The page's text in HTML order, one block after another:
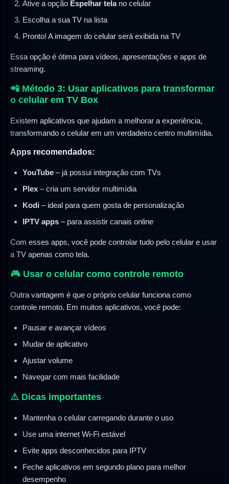
Ative a opção Espelhar telano celular
Escolha a sua TV na lista
Pronto! A imagem do celular será exibida na TV
Essa opção é ótima para vídeos, apresentações e apps de
streaming.
📲 Método 3: Usar aplicativos para transformar
o celular em TV Box
Existem aplicativos que ajudam a melhorar a experiência,
transformando o celular em um verdadeiro centro multimídia.
Apps recomendados:
YouTube – já possui integração com TVs
Plex – cria um servidor multimídia
Kodi – ideal para quem gosta de personalização
IPTV apps – para assistir canais online
Com esses apps, você pode controlar tudo pelo celular e usar
a TV apenas como tela.
🎮 Usar o celular como controle remoto
Outra vantagem é que o próprio celular funciona como
controle remoto. Em muitos aplicativos, você pode:
Pausar e avançar vídeos
Mudar de aplicativo
Ajustar volume
Navegar com mais facilidade
⚠️ Dicas importantes
Mantenha o celular carregando durante o uso
Use uma internet Wi-Fi estável
Evite apps desconhecidos para IPTV
Feche aplicativos em segundo plano para melhor
desempenho